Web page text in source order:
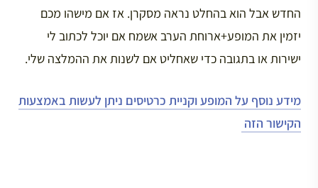
החדש אבל הוא בהחלט נראה מסקרן. אז אם מישהו מכם
יזמין את המופע+ארוחת הערב אשמח אם יוכל לכתוב לי
ישירות או בתגובה כדי שאחליט אם לשנות את ההמלצה שלי.
מידע נוסף על המופע וקניית כרטיסים ניתן לעשות באמצעות
הקישור הזה